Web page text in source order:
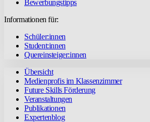
Bewerbungstipps
Informationen für:
Schüler:innen
Student:innen
Quereinsteiger:innen
Übersicht
Medienprofis im Klassenzimmer
Future Skills Förderung
Veranstaltungen
Publikationen
Expertenblog